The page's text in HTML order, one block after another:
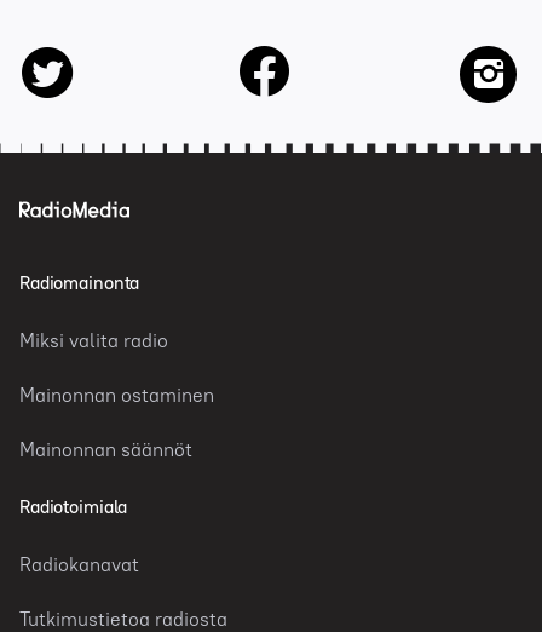
twitter facebook
Radiomainonta
Miksi valita radio
Mainonnan ostaminen
Mainonnan säännöt
Radiotoimiala
Radiokanavat
Tutkimustietoa radiosta